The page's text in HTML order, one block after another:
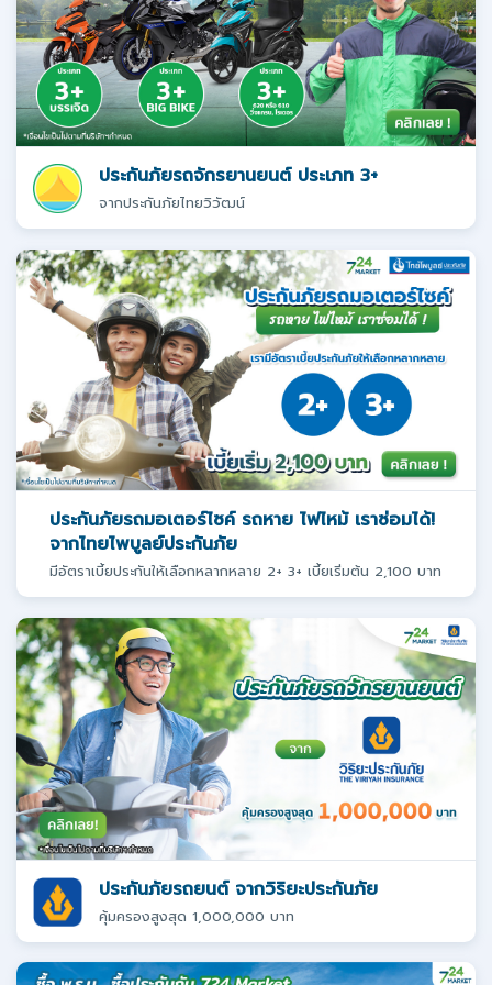
ประกันภัยรถจักรยานยนต์ ประเภท 3+
จากประกันภัยไทยวิวัฒน์
ประกันภัยรถมอเตอร์ไซค์ รถหาย ไฟไหม้ เราซ่อมได้!
จากไทยไพบูลย์ประกันภัย
มีอัตราเบี้ยประกันให้เลือกหลากหลาย 2+ 3+ เบี้ยเริ่มต้น 2,100 บาท
ประกันภัยรถยนต์ จากวิริยะประกันภัย
คุ้มครองสูงสุด 1,000,000 บาท